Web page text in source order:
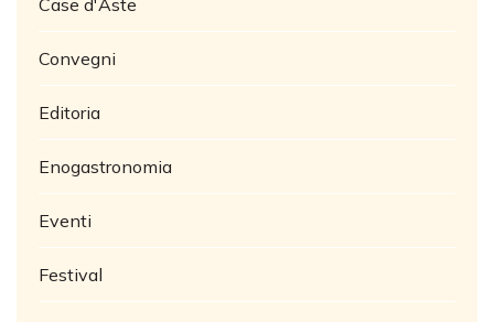
Case d'Aste
Convegni
Editoria
Enogastronomia
Eventi
Festival